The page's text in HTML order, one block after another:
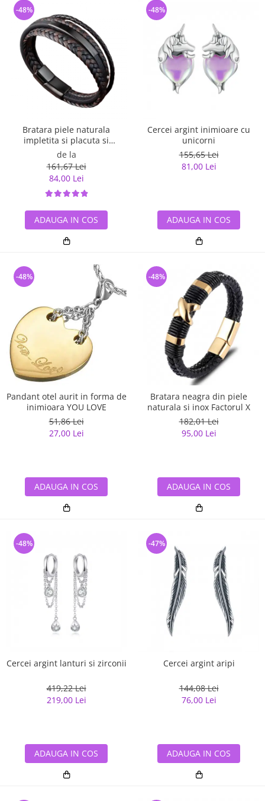
Bratara piele naturala
impletita si placuta si
inchizatoare din inox
de la
161,67 Lei
84,00 Lei
-48%
ADAUGA IN COS
Cercei argint inimioare cu
unicorni
155,65 Lei
81,00 Lei
-48%
ADAUGA IN COS
Pandant otel aurit in forma de
inimioara YOU LOVE
51,86 Lei
27,00 Lei
-48%
ADAUGA IN COS
Bratara neagra din piele
naturala si inox Factorul X
182,01 Lei
95,00 Lei
-48%
ADAUGA IN COS
Cercei argint lanturi si zirconii
419,22 Lei
219,00 Lei
-48%
ADAUGA IN COS
Cercei argint aripi
144,08 Lei
76,00 Lei
-47%
ADAUGA IN COS